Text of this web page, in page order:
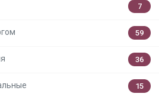
7
59
36
15